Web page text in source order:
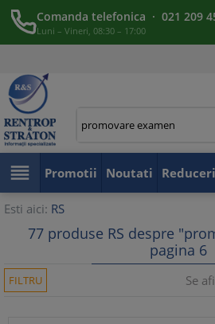
Comanda telefonica · 021 209
Luni – Vineri, 08:30 – 17:00
 Promotii Noutati Reduceri
Esti aici: RS
77 produse RS despre
pagina 6
FILTRU Se